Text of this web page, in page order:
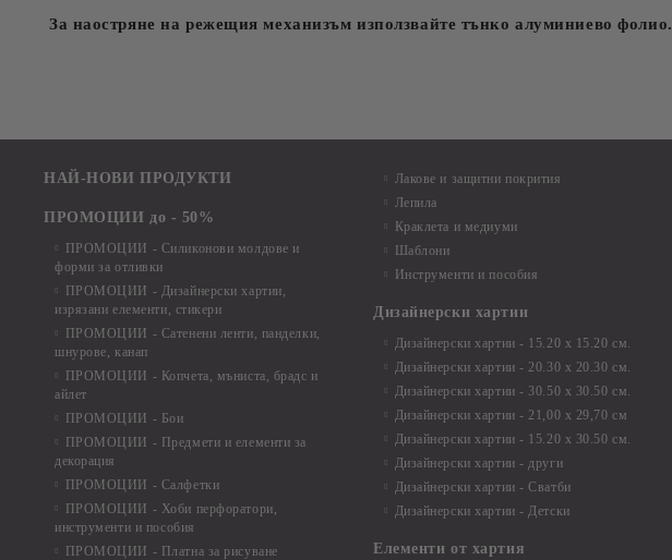
За наостряне на режещия механизъм използвайте тънко алуминиево фолио.
НАЙ-НОВИ ПРОДУКТИ
ПРОМОЦИИ до - 50%
ПРОМОЦИИ - Силиконови молдове и
форми за отливки
ПРОМОЦИИ - Дизайнерски хартии,
изрязани елементи, стикери
ПРОМОЦИИ - Сатенени ленти, панделки,
шнурове, канап
ПРОМОЦИИ - Копчета, мъниста, брадс и
айлет
ПРОМОЦИИ - Бои
ПРОМОЦИИ - Предмети и елементи за
декорация
ПРОМОЦИИ - Салфетки
ПРОМОЦИИ - Хоби перфоратори,
инструменти и пособия
ПРОМОЦИИ - Платна за рисуване
Лакове и защитни покрития
Лепила
Краклета и медиуми
Шаблони
Инструменти и пособия
Дизайнерски хартии
Дизайнерски хартии - 15.20 х 15.20 см.
Дизайнерски хартии - 20.30 х 20.30 см.
Дизайнерски хартии - 30.50 х 30.50 см.
Дизайнерски хартии - 21,00 х 29,70 см
Дизайнерски хартии - 15.20 x 30.50 см.
Дизайнерски хартии - други
Дизайнерски хартии - Сватби
Дизайнерски хартии - Детски
Елементи от хартия